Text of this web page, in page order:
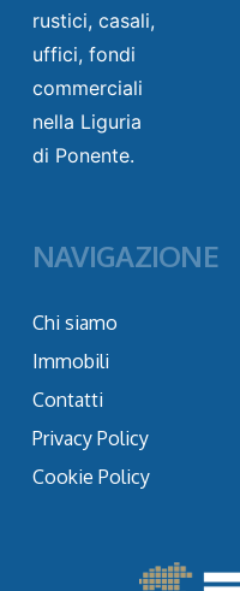
rustici, casali,
uffici, fondi
commerciali
nella Liguria
di Ponente.
NAVIGAZIONE
Chi siamo
Immobili
Contatti
Privacy Policy
Cookie Policy